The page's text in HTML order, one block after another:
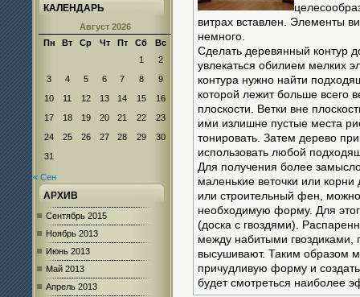
КАЛЕНДАРЬ
Август 2026
Пн
Вт Ср Чт Пт Сб
Вс
1
2
3
4 5 6 7 8
9
10
11 12 13 14 15
16
17
18 19 20 21 22
23
24
25 26 27 28 29
30
31
« Сен
АРХИВ
Сентябрь 2015
Ноябрь 2013
Июнь 2013
Май 2013
Апрель 2013
витрах вставлен. Элементы
немного.
Сделать деревянный контур
увлекаться обилием мелких
контура нужно найти
которой лежит больше всего
плоскости. Ветки вне
ими излишне пустые места
тонировать. Затем дерево
использовать любой
Для получения более
маленькие веточки или корни
или строительный фен,
необходимую форму. Для
(доска с гвоздями).
между набитыми гвоздиками,
высушивают. Таким образом
причудливую форму и
будет смотреться наиболее